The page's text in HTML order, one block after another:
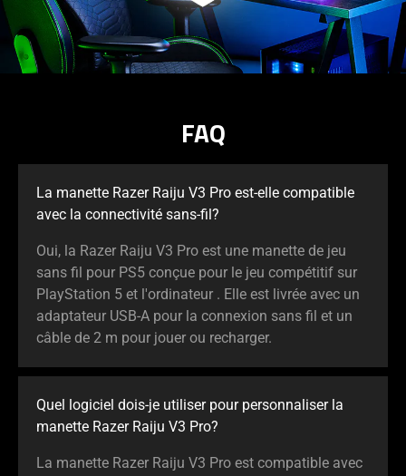
FAQ
La manette Razer Raiju V3 Pro est-elle compatible
avec la connectivité sans-fil?
Oui, la Razer Raiju V3 Pro est une manette de jeu
sans fil pour PS5 conçue pour le jeu compétitif sur
PlayStation 5 et l'ordinateur . Elle est livrée avec un
adaptateur USB-A pour la connexion sans fil et un
câble de 2 m pour jouer ou recharger.
Quel logiciel dois-je utiliser pour personnaliser la
manette Razer Raiju V3 Pro?
La manette Razer Raiju V3 Pro est compatible avec